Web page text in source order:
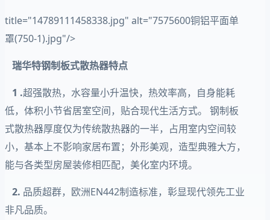
title="14789111458338.jpg" alt="7575600铜铝平面单
罩(750-1).jpg"/>
瑞华特钢制板式散热器特点
1 .超强散热，水容量小升温快，热效率高，自身能耗
低，体积小节省居室空间，贴合现代生活方式。 钢制板
式散热器厚度仅为传统散热器的一半，占用室内空间较
小，基本上不影响家居布置；外形美观，造型典雅大方，
能与各类型房屋装修相匹配，美化室内环境。
2. 品质超群，欧洲EN442制造标准，彰显现代领先工业
非凡品质。